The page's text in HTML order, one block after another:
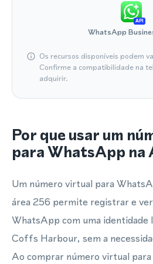
API
WhatsApp
Os recursos disponíveis podem
Confirme a compatibilidade na
adquirir.
Por que usar um
para WhatsApp na
Um número virtual para
área 256 permite registrar e
WhatsApp com uma identidade
Coffs Harbour, sem a
Ao comprar número virtual